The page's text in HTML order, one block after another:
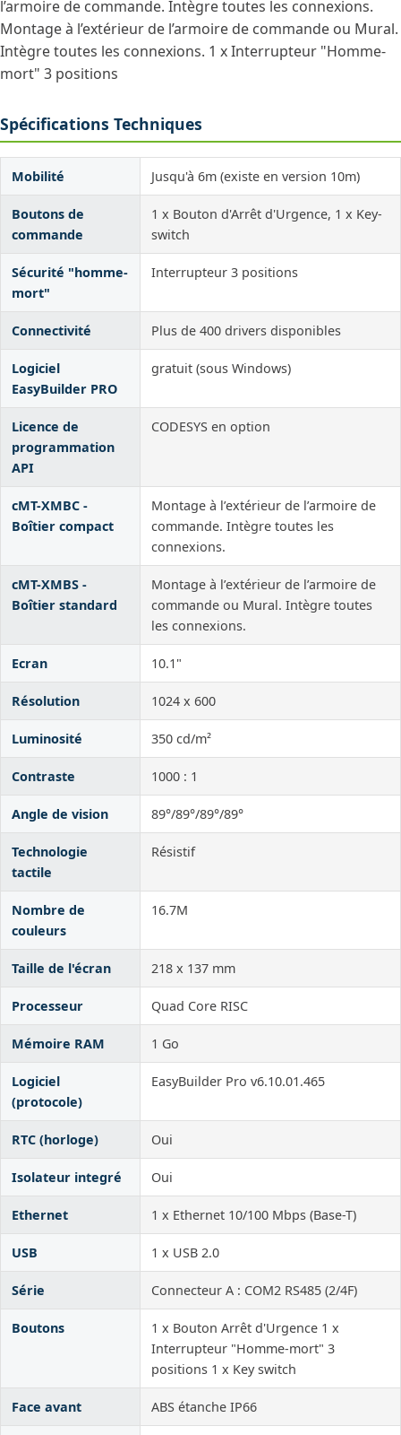
l’armoire de commande. Intègre toutes les connexions.
Montage à l’extérieur de l’armoire de commande ou Mural.
Intègre toutes les connexions. 1 x Interrupteur "Homme-
mort" 3 positions
Spécifications Techniques
Mobilité Jusqu'à 6m (existe en version 10m)
Boutons de
commande
1 x Bouton d'Arrêt d'Urgence, 1 x Key-
switch
Sécurité "homme-
mort"
Interrupteur 3 positions
Connectivité Plus de 400 drivers disponibles
Logiciel
EasyBuilder PRO
gratuit (sous Windows)
Licence de
programmation
API
CODESYS en option
cMT-XMBC -
Boîtier compact
Montage à l’extérieur de l’armoire de
commande. Intègre toutes les
connexions.
cMT-XMBS -
Boîtier standard
Montage à l’extérieur de l’armoire de
commande ou Mural. Intègre toutes
les connexions.
Ecran 10.1"
Résolution 1024 x 600
Luminosité 350 cd/m²
Contraste 1000 : 1
Angle de vision 89°/89°/89°/89°
Technologie
tactile
Résistif
Nombre de
couleurs
16.7M
Taille de l'écran 218 x 137 mm
Processeur Quad Core RISC
Mémoire RAM 1 Go
Logiciel
(protocole)
EasyBuilder Pro v6.10.01.465
RTC (horloge) Oui
Isolateur integré Oui
Ethernet 1 x Ethernet 10/100 Mbps (Base-T)
USB 1 x USB 2.0
Série Connecteur A : COM2 RS485 (2/4F)
Boutons
1 x Bouton Arrêt d'Urgence 1 x
Interrupteur "Homme-mort" 3
positions 1 x Key switch
Face avant ABS étanche IP66